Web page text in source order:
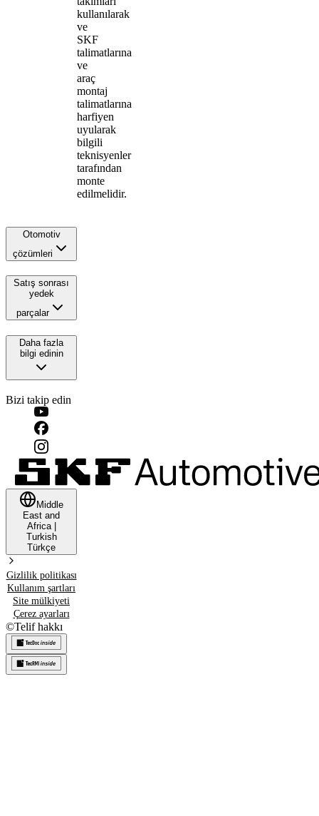
kullanılarak
ve
SKF
talimatlarına
ve
araç
montaj
talimatlarına
harfiyen
uyularak
bilgili
teknisyenler
tarafından
monte
edilmelidir.
Otomotiv
çözümleri
Satış sonrası
yedek
parçalar
Daha fazla
bilgi edinin
Bizi takip edin
Middle
East and
Africa|
Turkish
Türkçe
Gizlilik politikası
Kullanım şartları
Site mülkiyeti
Çerez ayarları
©Telif hakkı